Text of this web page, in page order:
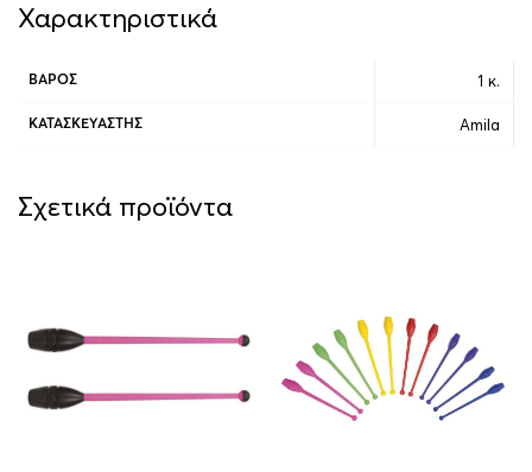
Χαρακτηριστικά
ΒΆΡΟΣ 1 κ.
ΚΑΤΑΣΚΕΥΑΣΤΉΣ Amila
Σχετικά προϊόντα